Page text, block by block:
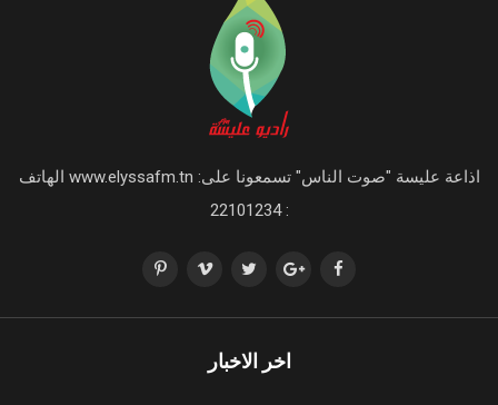
اذاعة عليسة "صوت الناس" تسمعونا على: www.elyssafm.tn الهاتف
اخر الاخبار